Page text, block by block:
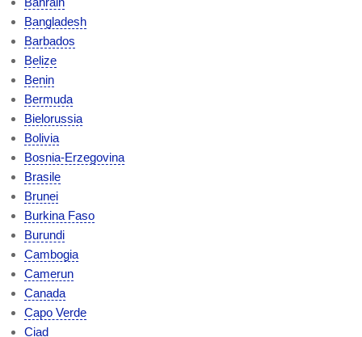
Bangladesh
Barbados
Belize
Benin
Bermuda
Bielorussia
Bolivia
Bosnia-Erzegovina
Brasile
Brunei
Burkina Faso
Burundi
Cambogia
Camerun
Canada
Capo Verde
Ciad